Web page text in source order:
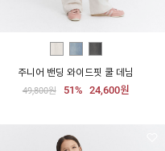
주니어 밴딩 와이드핏 쿨 데님
49,800원 51% 24,600원